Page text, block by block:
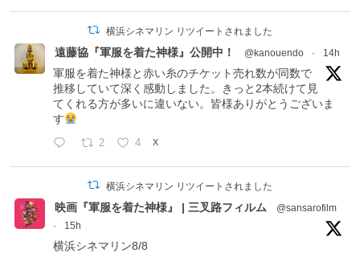
横浜シネマリン リツイートされました
遠藤協『軍服を着た神様』公開中！ @kanouendo · 14h
軍服を着た神様と赤い糸のチケット売れ数が同数で
推移していて深く感動しました。きっと2本続けて見
てくれる方が多いに違いない。皆様ありがとうございま
す
2 4 X
横浜シネマリン リツイートされました
映画『軍服を着た神様』 | 三叉路フィルム
@sansarofilm
·
15h
横浜シネマリン8/8